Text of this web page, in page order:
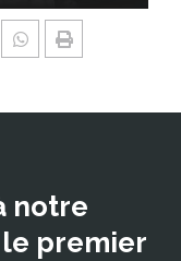
notre
premier